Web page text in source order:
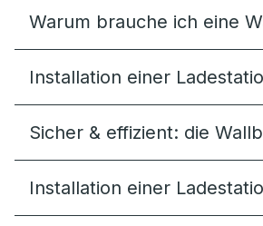
Warum brauche ich eine
Installation einer
Sicher & effizient: die
Installation einer